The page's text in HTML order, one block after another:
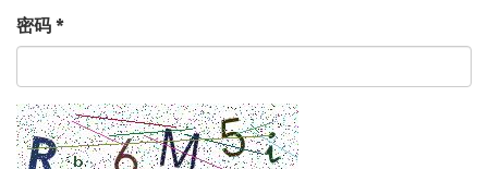
密码 *